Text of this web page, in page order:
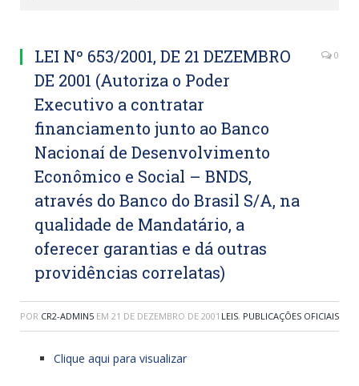
LEI Nº 653/2001, DE 21 DEZEMBRO
DE 2001 (Autoriza o Poder
Executivo a contratar
financiamento junto ao Banco
Nacionaí de Desenvolvimento
Econômico e Social – BNDS,
através do Banco do Brasil S/A, na
qualidade de Mandatário, a
oferecer garantias e dá outras
providências correlatas)
0
POR CR2-ADMIN5 EM 21 DE DEZEMBRO DE 2001 LEIS, PUBLICAÇÕES OFICIAIS
Clique aqui para visualizar